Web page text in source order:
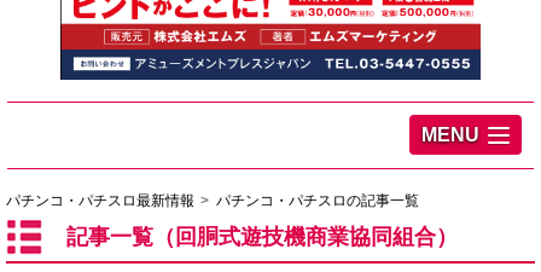
MENU
パチンコ・パチスロ最新情報 パチンコ・パチスロの記事一覧
記事一覧（回胴式遊技機商業協同組合）